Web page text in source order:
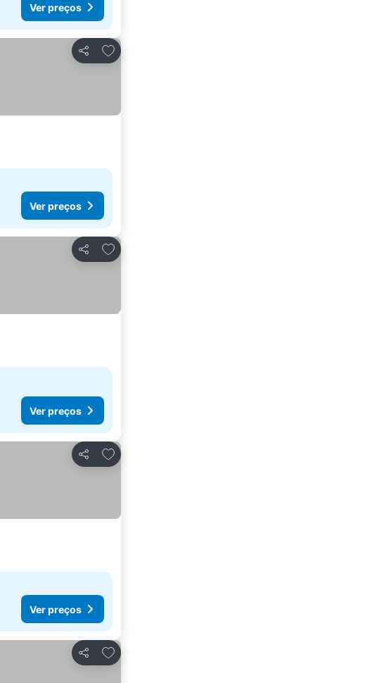
Ver preços
Partilhar
Adicionar aos favoritos
Ver preços
Partilhar
Adicionar aos favoritos
Ver preços
Partilhar
Adicionar aos favoritos
Ver preços
Partilhar
Adicionar aos favoritos